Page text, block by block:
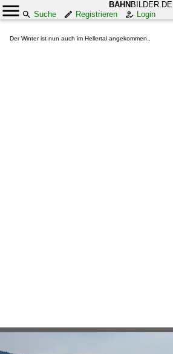
BAHN BILDER.DE
Suche
Registrieren Login
Der Winter ist nun auch im Hellertal angekommen..